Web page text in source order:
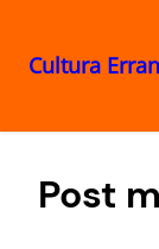
al
Cultura
Post